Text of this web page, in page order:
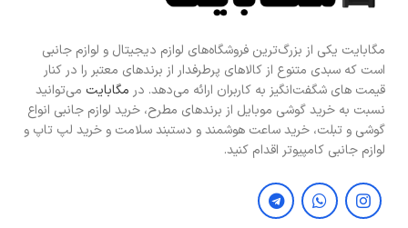
مگابایت یکی از بزرگ‌ترین فروشگاه‌های لوازم دیجیتال و لوازم جانبی
است که سبدی متنوع از کالاهای پرطرفدار از برندهای معتبر را در کنار
قیمت های شگفت‌انگیز به کاربران ارائه می‌دهد. در مگابایت می‌توانید
نسبت به خرید گوشی موبایل از برندهای مطرح، خرید لوازم جانبی انواع
گوشی و تبلت، خرید ساعت هوشمند و دستبند سلامت و خرید لپ تاپ و
لوازم جانبی کامپیوتر اقدام کنید.